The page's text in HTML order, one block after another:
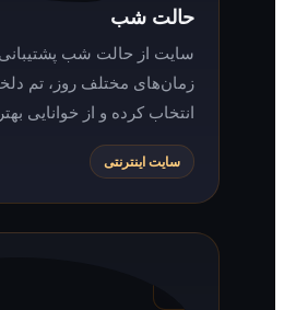
حالت شب
سایت از حالت شب پشتیبانی می‌کند؛ در
زمان‌های مختلف روز، تم دلخواه خود را
انتخاب کرده و از خوانایی بهتر لذت ببرید.
سایت اینترنتی